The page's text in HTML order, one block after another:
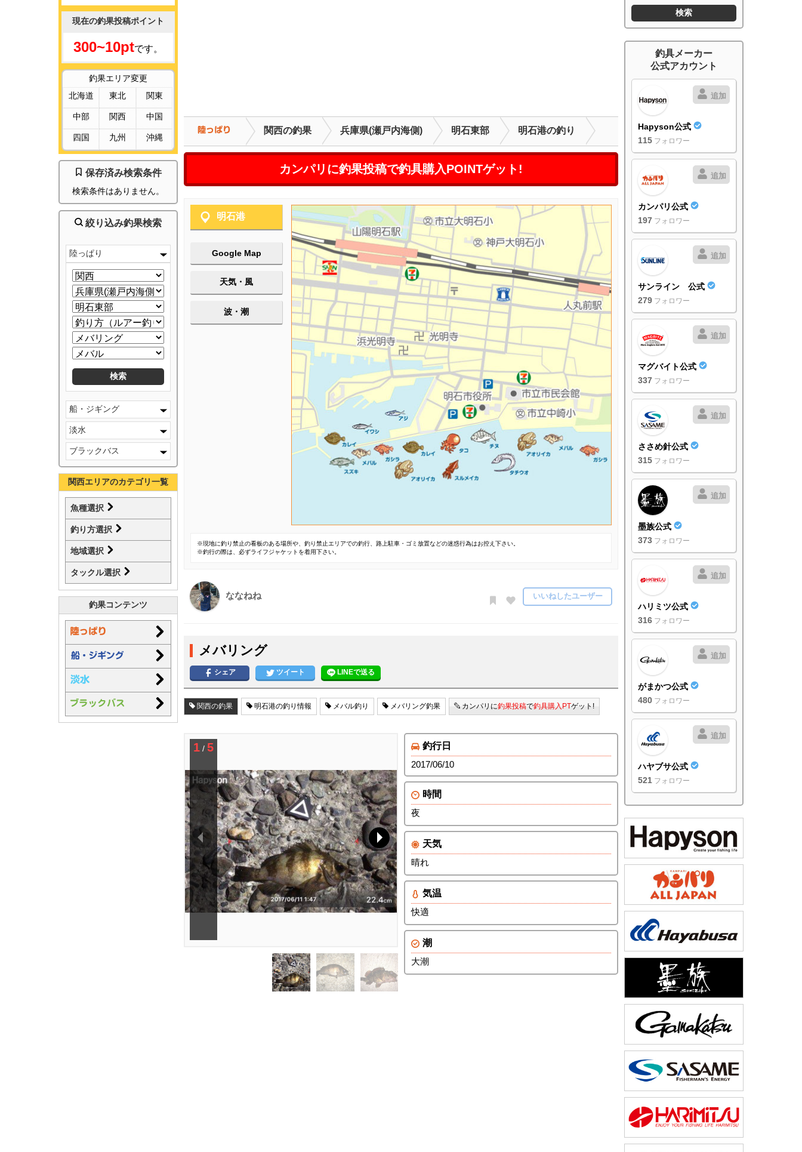
現在の釣果投稿ポイント
300~10ptです。
釣果エリア変更
北海道
東北 関東
中部 関西 中国
四国 九州 沖縄
保存済み検索条件
検索条件はありません。
絞り込み釣果検索
陸っぱり
船・ジギング
淡水
ブラックバス
関西エリアのカテゴリ一覧
魚種選択
釣り方選択
地域選択
タックル選択
釣果コンテンツ
関西の釣果 兵庫県(瀬戸内海側) 明石東部 明石港の釣り
カンパリに釣果投稿で釣具購入POINTゲット!
明石港
Google Map
天気・風
波・潮
※現地に釣り禁止の看板のある場所や、釣り禁止エリアでの釣行、路上駐車・ゴミ放置などの迷惑行為はお控え下さい。
※釣行の際は、必ずライフジャケットを着用下さい。
ななねね いいねしたユーザー
メバリング
シェア ツイート LINEで送る
関西の釣果 明石港の釣り情報 メバル釣り メバリング釣果 カンパリに釣果投稿で釣具購入PTゲット!
1 / 5
釣行日
2017/06/10
時間
夜
天気
晴れ
気温
快適
潮
大潮
釣具メーカー
公式アカウント
追加
Hapyson公式
115 フォロワー
追加
カンパリ公式
197 フォロワー
追加
サンライン 公式
279 フォロワー
追加
マグバイト公式
337 フォロワー
追加
ささめ針公式
315 フォロワー
追加
墨族公式
373 フォロワー
追加
ハリミツ公式
316 フォロワー
追加
がまかつ公式
480 フォロワー
追加
ハヤブサ公式
521 フォロワー